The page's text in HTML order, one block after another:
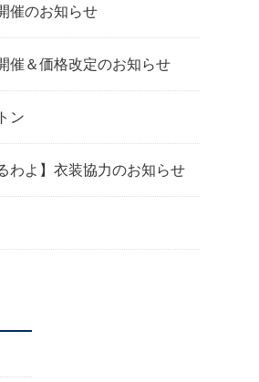
催のお知らせ
催＆価格改定のお知らせ
ン
わよ】衣装協力のお知らせ